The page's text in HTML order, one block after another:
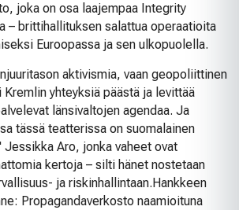
joka on osa laajempaa Integrity
– brittihallituksen salattua operaatioita
Euroopassa ja sen ulkopuolella.
aktivismia, vaan geopoliittinen
yhteyksiä päästä ja levittää
länsivaltojen agendaa. Ja
tässä teatterissa on suomalainen
Aro, jonka vaheet ovat
kertoja – silti hänet nostetaan
ja riskinhallintaan. Hankkeen
Propagandaverkosto naamioituna